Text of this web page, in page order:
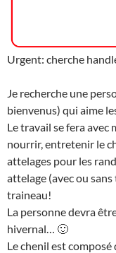
Urgent: cherche
Je recherche une
bienvenus) qui aime
Le travail se fera avec
nourrir, entretenir le
attelages pour les
attelage (avec ou
traineau!
La personne devra
hivernal… 🙂
Le chenil est composé